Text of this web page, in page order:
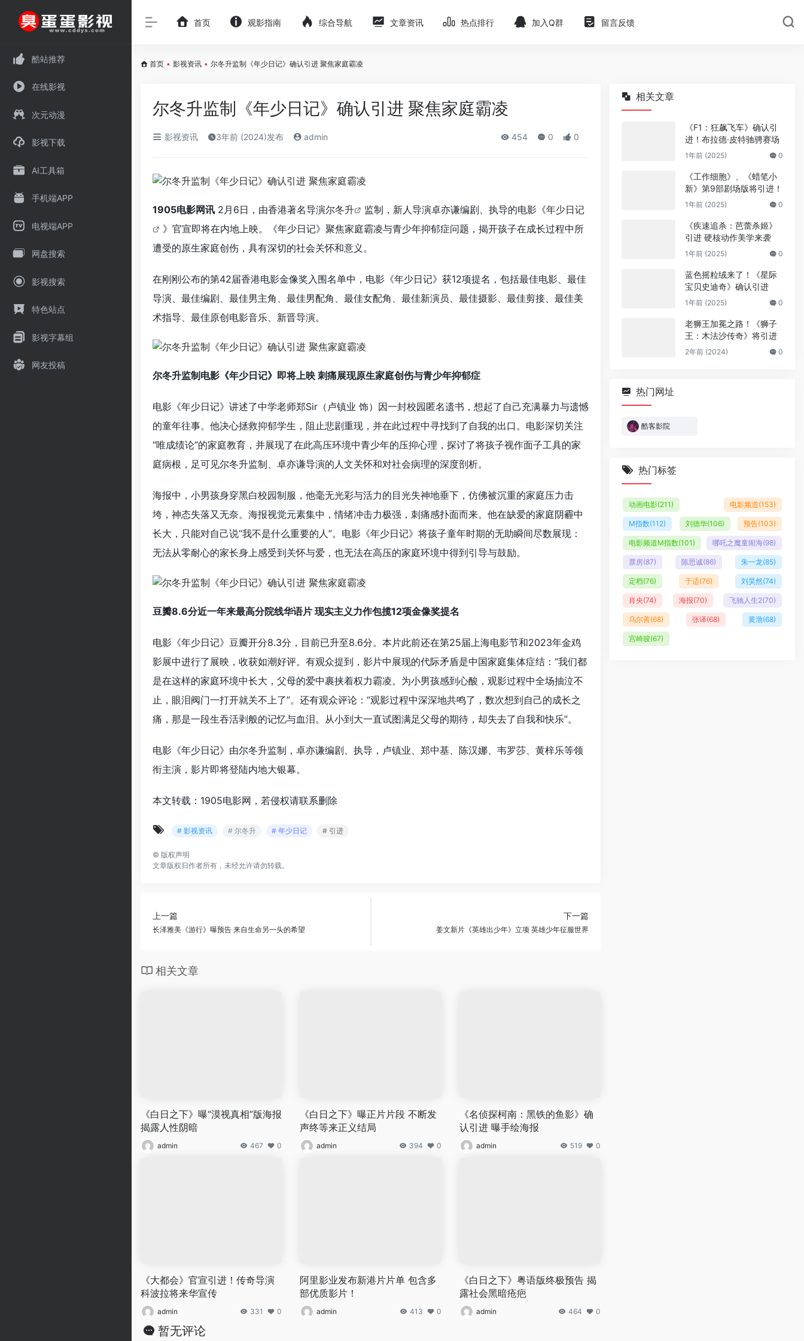
酷站推荐
在线影视
次元动漫
影视下载
AI工具箱
手机端APP
电视端APP
网盘搜索
影视搜索
特色站点
影视字幕组
网友投稿
首页 观影指南 综合导航 文章资讯 热点排行 加入Q群 留言反馈
首页 • 影视资讯 • 尔冬升监制《年少日记》确认引进 聚焦家庭霸凌
尔冬升监制《年少日记》确认引进 聚焦家庭霸凌
影视资讯 3年前 (2024)发布 admin 454 0 0
1905电影网讯 2月6日，由香港著名导演尔冬升 监制，新人导演卓亦谦编剧、执导的电影《年少日记
》官宣即将在内地上映。《年少日记》聚焦家庭霸凌与青少年抑郁症问题，揭开孩子在成长过程中所
遭受的原生家庭创伤，具有深切的社会关怀和意义。
在刚刚公布的第42届香港电影金像奖入围名单中，电影《年少日记》获12项提名，包括最佳电影、最佳
导演、最佳编剧、最佳男主角、最佳男配角、最佳女配角、最佳新演员、最佳摄影、最佳剪接、最佳美
术指导、最佳原创电影音乐、新晋导演。
尔冬升监制电影《年少日记》即将上映 刺痛展现原生家庭创伤与青少年抑郁症
电影《年少日记》讲述了中学老师郑Sir（卢镇业 饰）因一封校园匿名遗书，想起了自己充满暴力与遗憾
的童年往事。他决心拯救抑郁学生，阻止悲剧重现，并在此过程中寻找到了自我的出口。电影深切关注
“唯成绩论”的家庭教育，并展现了在此高压环境中青少年的压抑心理，探讨了将孩子视作面子工具的家
庭病根，足可见尔冬升监制、卓亦谦导演的人文关怀和对社会病理的深度剖析。
海报中，小男孩身穿黑白校园制服，他毫无光彩与活力的目光失神地垂下，仿佛被沉重的家庭压力击
垮，神态失落又无奈。海报视觉元素集中，情绪冲击力极强，刺痛感扑面而来。他在缺爱的家庭阴霾中
长大，只能对自己说“我不是什么重要的人”。电影《年少日记》将孩子童年时期的无助瞬间尽数展现：
无法从零耐心的家长身上感受到关怀与爱，也无法在高压的家庭环境中得到引导与鼓励。
豆瓣8.6分近一年来最高分院线华语片 现实主义力作包揽12项金像奖提名
电影《年少日记》豆瓣开分8.3分，目前已升至8.6分。本片此前还在第25届上海电影节和2023年金鸡
影展中进行了展映，收获如潮好评。有观众提到，影片中展现的代际矛盾是中国家庭集体症结：“我们都
是在这样的家庭环境中长大，父母的爱中裹挟着权力霸凌。为小男孩感到心酸，观影过程中全场抽泣不
止，眼泪阀门一打开就关不上了”。还有观众评论：“观影过程中深深地共鸣了，数次想到自己的成长之
痛，那是一段生吞活剥般的记忆与血泪。从小到大一直试图满足父母的期待，却失去了自我和快乐”。
电影《年少日记》由尔冬升监制，卓亦谦编剧、执导，卢镇业、郑中基、陈汉娜、韦罗莎、黄梓乐等领
衔主演，影片即将登陆内地大银幕。
本文转载：1905电影网，若侵权请联系删除
# 影视资讯 # 尔冬升 # 年少日记 # 引进
© 版权声明
文章版权归作者所有，未经允许请勿转载。
上一篇
长泽雅美《游行》曝预告 来自生命另一头的希望
下一篇
姜文新片《英雄出少年》立项 英雄少年征服世界
相关文章
《白日之下》曝“漠视真相”版海报
揭露人性阴暗
admin 467 0
《白日之下》曝正片片段 不断发
声终等来正义结局
admin 394 0
《名侦探柯南：黑铁的鱼影》确
认引进 曝手绘海报
admin 519 0
《大都会》官宣引进！传奇导演
科波拉将来华宣传
admin 331 0
阿里影业发布新港片片单 包含多
部优质影片！
admin 413 0
《白日之下》粤语版终极预告 揭
露社会黑暗疮疤
admin 464 0
暂无评论
相关文章
《F1：狂飙飞车》确认引
进！布拉德·皮特驰骋赛场
1年前 (2025) 0
《工作细胞》、《蜡笔小
新》第9部剧场版将引进！
1年前 (2025) 0
《疾速追杀：芭蕾杀姬》
引进 硬核动作美学来袭
1年前 (2025) 0
蓝色摇粒绒来了！《星际
宝贝史迪奇》确认引进
1年前 (2025) 0
老狮王加冕之路！《狮子
王：木法沙传奇》将引进
2年前 (2024) 0
热门网址
酷客影院
热门标签
动画电影(211) 电影频道(153)
M指数(112) 刘德华(106) 预告(103)
电影频道M指数(101) 哪吒之魔童闹海(98)
票房(87) 陈思诚(86) 朱一龙(85)
定档(76) 于适(76) 刘昊然(74)
肖央(74) 海报(70) 飞驰人生2(70)
乌尔善(68) 张译(68) 黄渤(68)
宫崎骏(67)